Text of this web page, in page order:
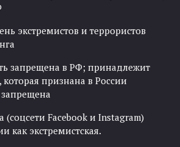
экстремистов и террористов
запрещена в РФ; принадлежит
признана в России
запрещена
(соцсети Facebook и Instagram)
как экстремистская.